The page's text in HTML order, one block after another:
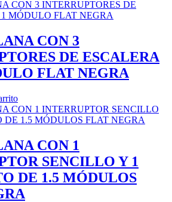
CON 3
DE ESCALERA
FLAT NEGRA
CON 1
SENCILLO Y 1
DE 1.5 MÓDULOS